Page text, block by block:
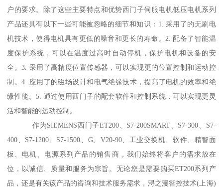
户的要求。除了这些主要特点和优势西门子伺服电机低压电机系列
产品还具有以下一些可能被忽略的细节和知识：1. 采用了的无刷电
机技术，使得电机具有更低的噪音和更长的寿命。2. 配备了智能温
度保护系统，可以在温度过高时自动停机，保护电机和设备的安
全。3. 采用了高精度位置传感器，可以实现更的位置控制和运动控
制。4. 应用了的磁场设计和电气绝缘技术，提髙了电机的效率和绝
缘性能。5. 通过使用西门子的配套软件和控制系统，可以实现更灵
活和智能的运动控制。
作为SIEMENS西门子ET200、S7-200SMART、S7-300、S7-
400、S7-1200、S7-1500、G、V20-90、工业交换机、软件、精智面
板、电机、电源系列产品的销售商，我们始终将客户的需求放在
位，以诚信、质量和服务为宗旨。无论您是需要购买ET200系列产
品，还是有关该产品的咨询和技术服务需求，浔之漫智控技术(上海)